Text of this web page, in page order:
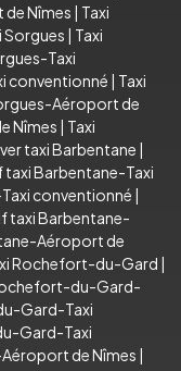
Nîmes | Taxi
Sorgues | Taxi
Taxi
conventionné | Taxi
Aéroport de
Nîmes | Taxi
taxi Barbentane |
taxi Barbentane-Taxi
conventionné |
taxi Barbentane-
Aéroport de
Rochefort-du-Gard |
du-Gard-
Gard-Taxi
Gard-Taxi
de Nîmes |